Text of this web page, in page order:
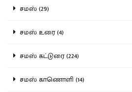
சமஸ் (29)
சமஸ் உரை (4)
சமஸ் கட்டுரை (224)
சமஸ் காணொளி (14)